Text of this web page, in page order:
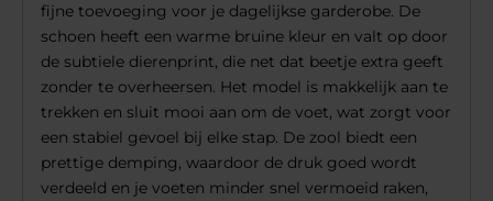
fijne toevoeging voor je dagelijkse garderobe. De
schoen heeft een warme bruine kleur en valt op door
de subtiele dierenprint, die net dat beetje extra geeft
zonder te overheersen. Het model is makkelijk aan te
trekken en sluit mooi aan om de voet, wat zorgt voor
een stabiel gevoel bij elke stap. De zool biedt een
prettige demping, waardoor de druk goed wordt
verdeeld en je voeten minder snel vermoeid raken,